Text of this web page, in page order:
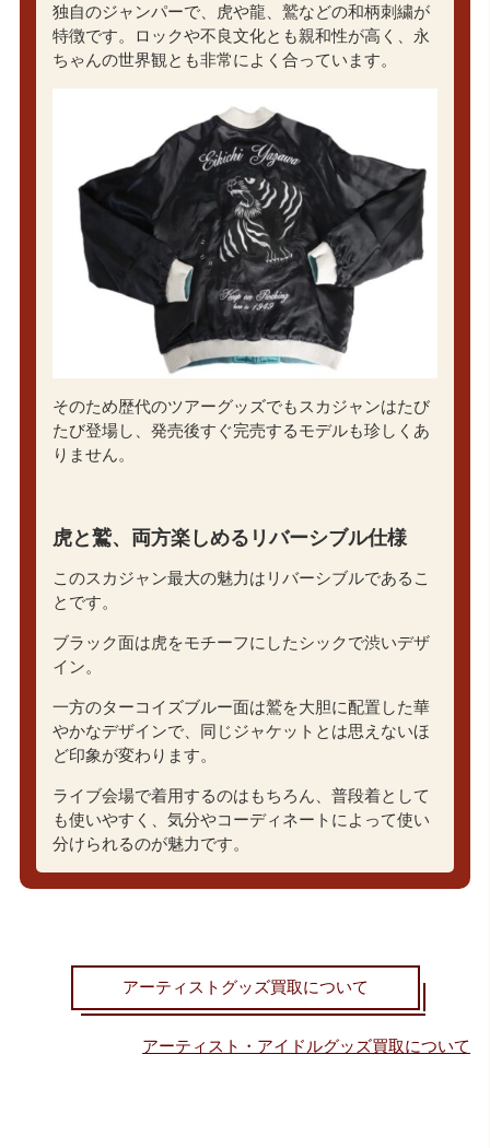
独自のジャンパーで、虎や龍、鷲などの和柄刺繍が
特徴です。ロックや不良文化とも親和性が高く、永
ちゃんの世界観とも非常によく合っています。
そのため歴代のツアーグッズでもスカジャンはたび
たび登場し、発売後すぐ完売するモデルも珍しくあ
りません。
虎と鷲、両方楽しめるリバーシブル仕様
このスカジャン最大の魅力はリバーシブルであるこ
とです。
ブラック面は虎をモチーフにしたシックで渋いデザ
イン。
一方のターコイズブルー面は鷲を大胆に配置した華
やかなデザインで、同じジャケットとは思えないほ
ど印象が変わります。
ライブ会場で着用するのはもちろん、普段着として
も使いやすく、気分やコーディネートによって使い
分けられるのが魅力です。
アーティストグッズ買取について
アーティスト・アイドルグッズ買取について